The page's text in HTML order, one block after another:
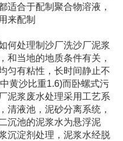
适合于配制聚合物溶液，
来配制
何处理制沙厂洗沙厂泥浆
和当地的地质条件有关，
匀有粘性，长时间静止不
黄沙比重1.6)而卧螺式污
泥浆废水处理采用工艺系
清液池，泥砂分离系统，
沉池的泥浆水为悬浮泥
沉淀剂处理，泥浆水经脱